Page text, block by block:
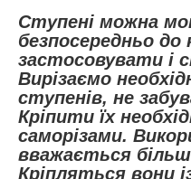
Ступені можна
безпосередньо до
застосовувати і
Вирізаємо
ступенів, не
Кріпити їх
саморізами.
вважається
Кріпляться вони